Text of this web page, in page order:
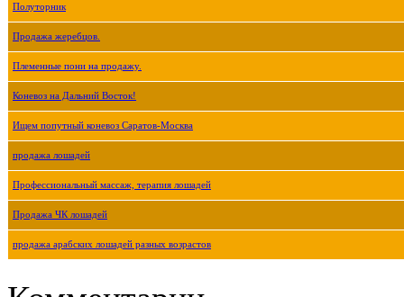
Полуторник
Продажа жеребцов.
Племенные пони на продажу.
Коневоз на Дальний Восток!
Ищем попутный коневоз Саратов-Москва
продажа лошадей
Профессиональный массаж, терапия лошадей
Продажа ЧК лошадей
продажа арабских лошадей разных возрастов